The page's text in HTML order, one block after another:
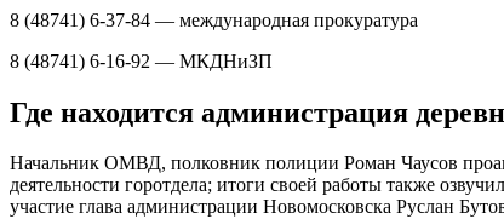
8 (48741) 6-37-84 — международная прокуратура
8 (48741) 6-16-92 — МКДНиЗП
Где находится администрация
Начальник ОМВД, полковник полиции Роман Чаусов
деятельности горотдела; итоги своей работы также
участие глава администрации Новомосковска Руслан